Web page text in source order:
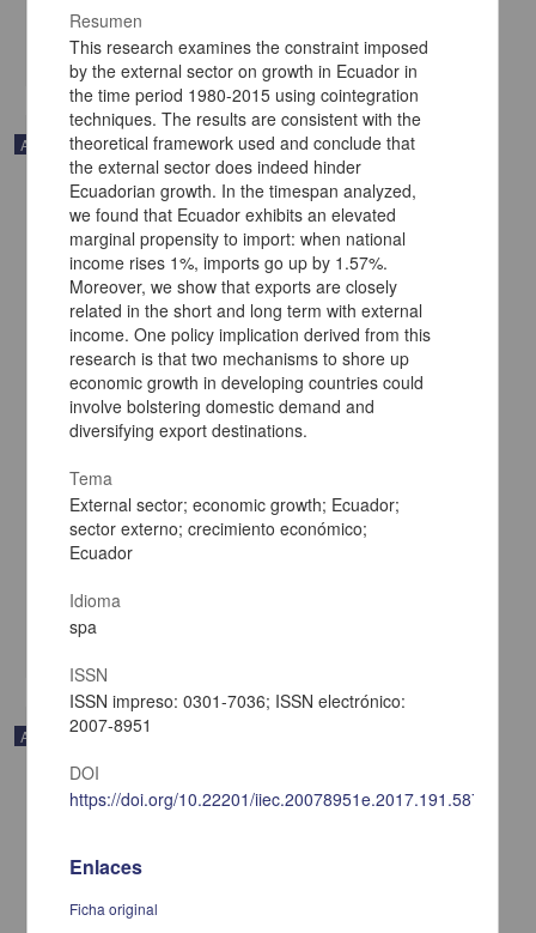
Multidisciplina
Artículo
Transdiscipline as a Didactic Proposal in Social Sciences and
Humanities
Ávila Ríos, Édgar - Dirección General de la Escuela Nacional
Colegio de Ciencias y Humanidades, UNAM
Multidisciplina
Artículo
Resumen
This research examines the constraint imposed
by the external sector on growth in Ecuador in
the time period 1980-2015 using cointegration
techniques. The results are consistent with the
theoretical framework used and conclude that
the external sector does indeed hinder
Ecuadorian growth. In the timespan analyzed,
we found that Ecuador exhibits an elevated
marginal propensity to import: when national
income rises 1%, imports go up by 1.57%.
Moreover, we show that exports are closely
related in the short and long term with external
income. One policy implication derived from this
research is that two mechanisms to shore up
economic growth in developing countries could
involve bolstering domestic demand and
diversifying export destinations.
Tema
External sector; economic growth; Ecuador;
sector externo; crecimiento económico;
Ecuador
Idioma
spa
ISSN
ISSN impreso: 0301-7036; ISSN electrónico:
2007-8951
DOI
https://doi.org/10.22201/iiec.20078951e.2017.191.58703
Enlaces
Ficha original